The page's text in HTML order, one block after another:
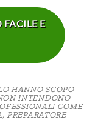
FACILE E
HANNO SCOPO
INTENDONO
COME
PREPARATORE